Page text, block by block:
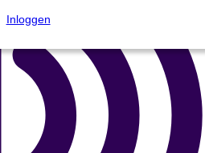
Inloggen